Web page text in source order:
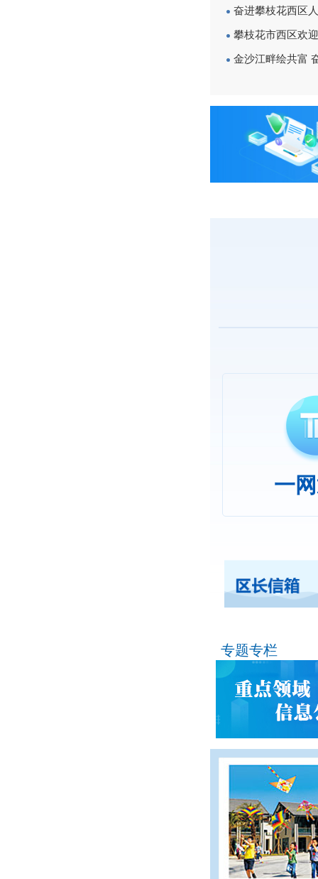
奋进攀枝花西区人
攀枝花市西区欢
金沙江畔绘共富
一
专题专栏